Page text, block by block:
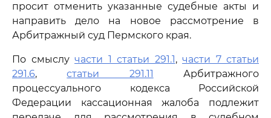
просит отменить указанные судебные акты и
направить дело на новое рассмотрение в
Арбитражный суд Пермского края.
По смыслу части 1 статьи 291.1, части 7 статьи
291.6,статьи 291.11 Арбитражного
процессуального кодекса Российской
Федерации кассационная жалоба подлежит